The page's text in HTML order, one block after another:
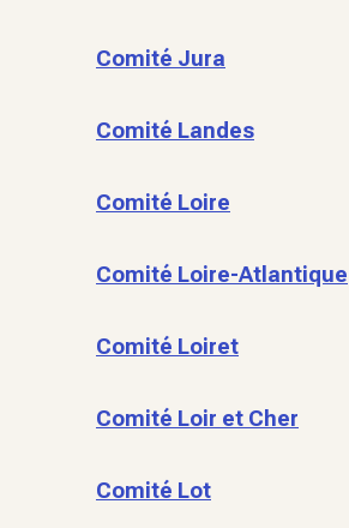
Comité Jura
Comité Landes
Comité Loire
Comité Loire-Atlantique
Comité Loiret
Comité Loir et Cher
Comité Lot